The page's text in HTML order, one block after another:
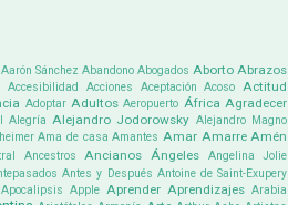
Aarón Sánchez Abandono Abogados Aborto Abrazos
Accesibilidad Acciones Aceptación Acoso Actitud
Adoptar Adultos Aeropuerto África Agradecer
Alegría Alejandro Jodorowsky Alejandro Magno
Ama de casa Amantes Amar Amarre Amén
Ancestros Ancianos Ángeles Angelina Jolie
Antes y Después Antoine de Saint-Exupery
Apocalipsis Apple Aprender Aprendizajes Arabia